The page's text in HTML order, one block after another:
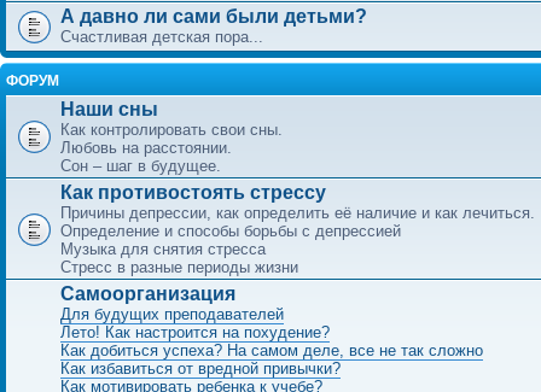
А давно ли сами были детьми?
Счастливая детская пора...
ФОРУМ
Наши сны
Как контролировать свои сны.
Любовь на расстоянии.
Сон – шаг в будущее.
Как противостоять стрессу
Причины депрессии, как определить её наличие и как лечиться.
Определение и способы борьбы с депрессией
Музыка для снятия стресса
Стресс в разные периоды жизни
Самоорганизация
Для будущих преподавателей
Лето! Как настроится на похудение?
Как добиться успеха? На самом деле, все не так сложно
Как избавиться от вредной привычки?
Как мотивировать ребенка к учебе?